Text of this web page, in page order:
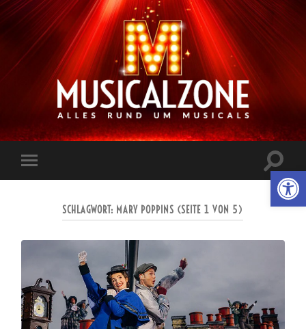
Musicalzone.de
Mobile-
Menü
ein-/
SCHLAGWORT: MARY POPPINS (SEITE 1 VON 5)